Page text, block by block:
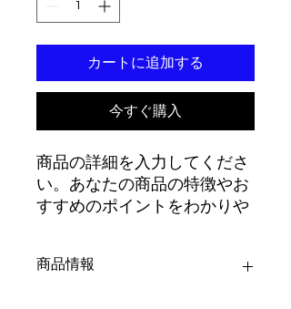
カートに追加する
今すぐ購入
商品の詳細を入力してくださ
い。あなたの商品の特徴やお
すすめのポイントをわかりや
商品情報